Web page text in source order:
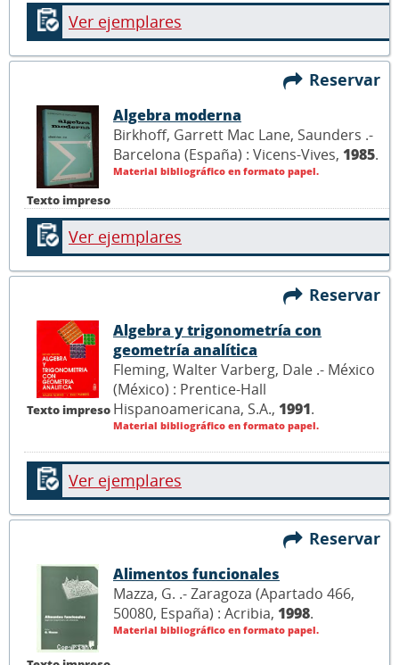
Ver ejemplares
Reservar
Texto impreso
Algebra moderna
Birkhoff, Garrett Mac Lane, Saunders .-
Barcelona (España) : Vicens-Vives, 1985.
Material bibliográfico en formato papel.
Ver ejemplares
Reservar
Texto impreso
Algebra y trigonometría con
geometría analítica
Fleming, Walter Varberg, Dale .- México
(México) : Prentice-Hall
Hispanoamericana, S.A., 1991.
Material bibliográfico en formato papel.
Ver ejemplares
Reservar
Alimentos funcionales
Mazza, G. .- Zaragoza (Apartado 466,
50080, España) : Acribia, 1998.
Material bibliográfico en formato papel.